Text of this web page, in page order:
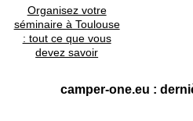
Organisez votre
séminaire à Toulouse
: tout ce que vous
devez savoir
camper-one.eu :